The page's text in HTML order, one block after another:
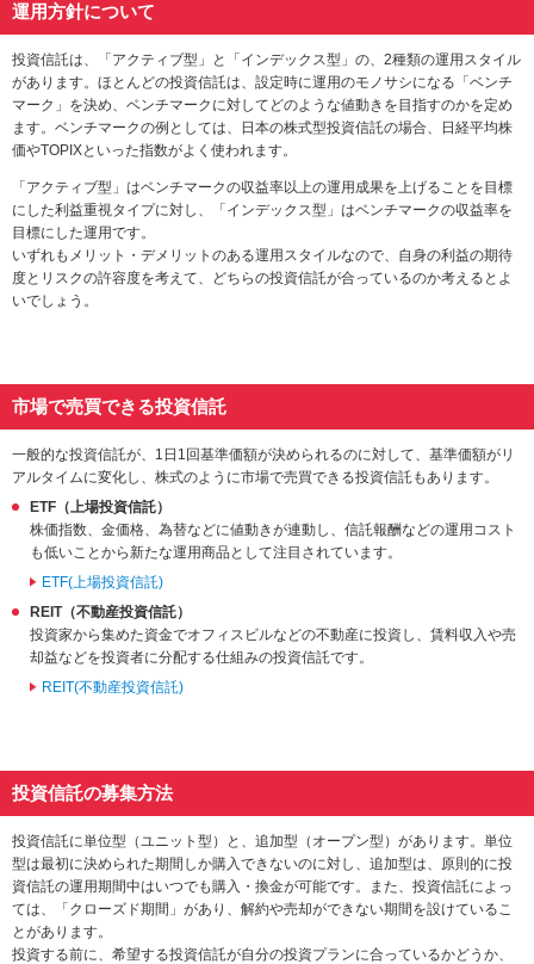
運用方針について
投資信託は、「アクティブ型」と「インデックス型」の、2種類の運用スタイル
があります。ほとんどの投資信託は、設定時に運用のモノサシになる「ベンチ
マーク」を決め、ベンチマークに対してどのような値動きを目指すのかを定め
ます。ベンチマークの例としては、日本の株式型投資信託の場合、日経平均株
価やTOPIXといった指数がよく使われます。
「アクティブ型」はベンチマークの収益率以上の運用成果を上げることを目標
にした利益重視タイプに対し、「インデックス型」はベンチマークの収益率を
目標にした運用です。
いずれもメリット・デメリットのある運用スタイルなので、自身の利益の期待
度とリスクの許容度を考えて、どちらの投資信託が合っているのか考えるとよ
いでしょう。
市場で売買できる投資信託
一般的な投資信託が、1日1回基準価額が決められるのに対して、基準価額がリ
アルタイムに変化し、株式のように市場で売買できる投資信託もあります。
ETF（上場投資信託）
株価指数、金価格、為替などに値動きが連動し、信託報酬などの運用コスト
も低いことから新たな運用商品として注目されています。
ETF(上場投資信託)
REIT（不動産投資信託）
投資家から集めた資金でオフィスビルなどの不動産に投資し、賃料収入や売
却益などを投資者に分配する仕組みの投資信託です。
REIT(不動産投資信託)
投資信託の募集方法
投資信託に単位型（ユニット型）と、追加型（オープン型）があります。単位
型は最初に決められた期間しか購入できないのに対し、追加型は、原則的に投
資信託の運用期間中はいつでも購入・換金が可能です。また、投資信託によっ
ては、「クローズド期間」があり、解約や売却ができない期間を設けているこ
とがあります。
投資する前に、希望する投資信託が自分の投資プランに合っているかどうか、